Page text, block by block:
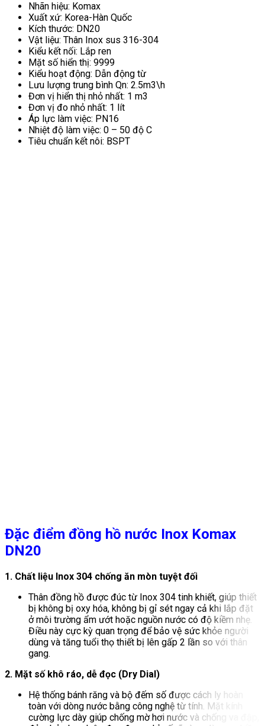
Nhãn hiệu: Komax
Xuất xứ: Korea-Hàn Quốc
Kích thước: DN20
Vật liệu: Thân Inox sus 316-304
Kiểu kết nối: Lắp ren
Mặt số hiển thị: 9999
Kiểu hoạt động: Dẫn động từ
Lưu lượng trung bình Qn: 2.5m3\h
Đơn vị hiển thị nhỏ nhất: 1 m3
Đơn vị đo nhỏ nhất: 1 lít
Áp lực làm việc: PN16
Nhiệt độ làm việc: 0 – 50 độ C
Tiêu chuẩn kết nôi: BSPT
Đặc điểm đồng hồ nước Inox Komax
DN20
1. Chất liệu Inox 304 chống ăn mòn tuyệt đối
Thân đồng hồ được đúc từ Inox 304 tinh khiết, giúp thiết
bị không bị oxy hóa, không bị gỉ sét ngay cả khi lắp đặt
ở môi trường ẩm ướt hoặc nguồn nước có độ kiềm nhẹ.
Điều này cực kỳ quan trọng để bảo vệ sức khỏe người
dùng và tăng tuổi thọ thiết bị lên gấp 2 lần so với thân
gang.
2. Mặt số khô ráo, dễ đọc (Dry Dial)
Hệ thống bánh răng và bộ đếm số được cách ly hoàn
toàn với dòng nước bằng công nghệ từ tính. Mặt kính
cường lực dày giúp chống mờ hơi nước và chống va đập,